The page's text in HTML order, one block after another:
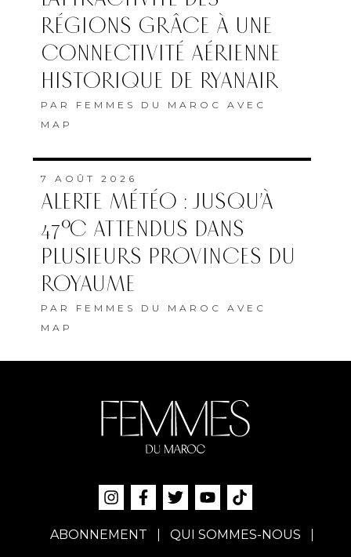
RÉGIONS GRÂCE À UNE
CONNECTIVITÉ AÉRIENNE
HISTORIQUE DE RYANAIR
PAR FEMMES DU MAROC AVEC
MAP
7 AOÛT 2026
ALERTE MÉTÉO : JUSQU’À
47°C ATTENDUS DANS
PLUSIEURS PROVINCES DU
ROYAUME
PAR FEMMES DU MAROC AVEC
MAP
ABONNEMENT QUI SOMMES-NOUS